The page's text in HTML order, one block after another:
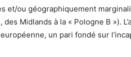
et/ou géographiquement
Midlands à la « Pologne B »).
un pari fondé sur